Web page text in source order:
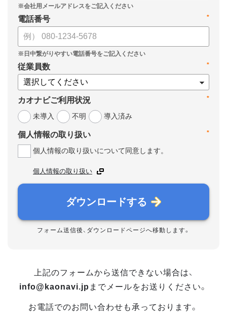
*
電話番号
*
従業員数
*
カオナビご利用状況
未導入
不明 導入済み
*
個人情報の取り扱い
個人情報の取り扱いについて同意します。
個人情報の取り扱い
ダウンロードする
フォーム送信後、ダウンロードページへ移動します。
上記のフォームから送信できない場合は、
info@kaonavi.jp までメールをお送りください。
お電話でのお問い合わせも承っております。